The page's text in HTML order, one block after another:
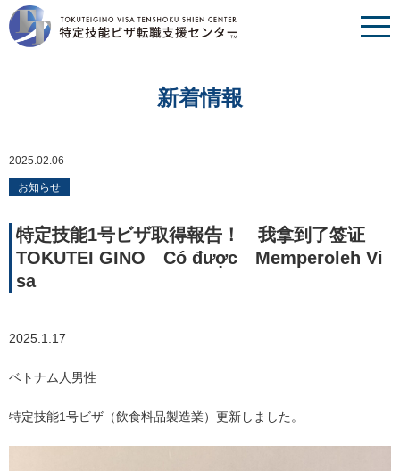
新着情報
2025.02.06
お知らせ
特定技能1号ビザ取得報告！ 我拿到了签证
TOKUTEI GINO Có được Memperoleh Vi
sa
2025.1.17
ベトナム人男性
特定技能1号ビザ（飲食料品製造業）更新しました。